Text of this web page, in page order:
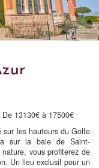
13130€ à 17500€
sur les hauteurs du Golfe
sur la baie de Saint-
vous profiterez de
Un lieu exclusif pour un